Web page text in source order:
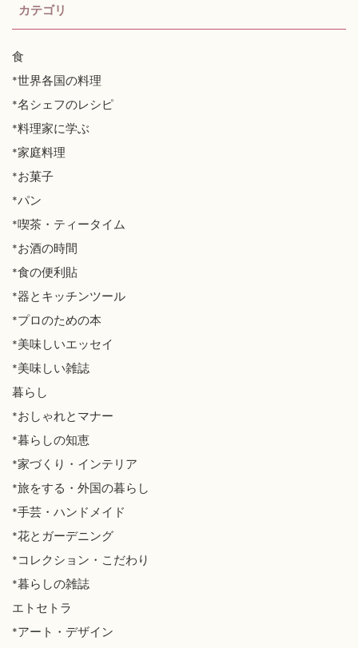
カテゴリ
食
*世界各国の料理
*名シェフのレシピ
*料理家に学ぶ
*家庭料理
*お菓子
*パン
*喫茶・ティータイム
*お酒の時間
*食の便利貼
*器とキッチンツール
*プロのための本
*美味しいエッセイ
*美味しい雑誌
暮らし
*おしゃれとマナー
*暮らしの知恵
*家づくり・インテリア
*旅をする・外国の暮らし
*手芸・ハンドメイド
*花とガーデニング
*コレクション・こだわり
*暮らしの雑誌
エトセトラ
*アート・デザイン